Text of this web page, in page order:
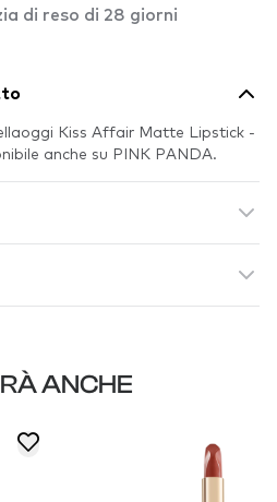
di reso di 28 giorni
Kiss Affair Matte Lipstick -
anche su PINK PANDA.
ANCHE